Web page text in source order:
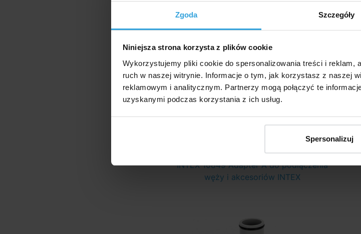
Zgoda Szczegóły
Niniejsza strona korzysta z plików cookie
Wykorzystujemy pliki cookie do spersonalizowania treści i reklam,
ruch w naszej witrynie. Informacje o tym, jak korzystasz z naszej
reklamowym i analitycznym. Partnerzy mogą połączyć te
uzyskanymi podczas korzystania z ich usług.
Spersonalizuj
W Magazynie > 50 szt
we czwartek u was
27,10 zł
INTEX 10849 Adapter A do podłączenia
węży i akcesoriów INTEX